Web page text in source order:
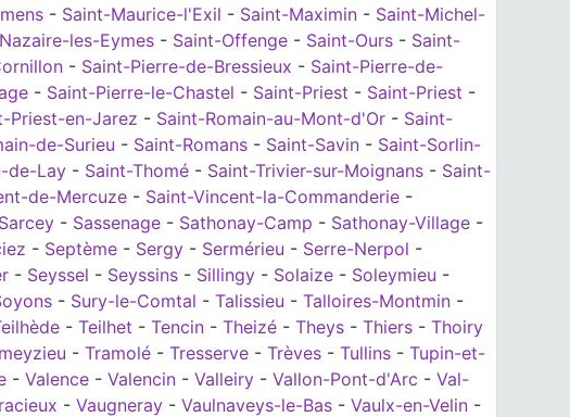
- Saint-Maurice-l'Exil - Saint-Maximin - Saint-Michel-
les-Eymes - Saint-Offenge - Saint-Ours - Saint-
- Saint-Pierre-de-Bressieux - Saint-Pierre-de-
- Saint-Pierre-le-Chastel - Saint-Priest - Saint-Priest -
Priest-en-Jarez - Saint-Romain-au-Mont-d'Or - Saint-
de-Surieu - Saint-Romans - Saint-Savin - Saint-Sorlin-
de-Lay - Saint-Thomé - Saint-Trivier-sur-Moignans - Saint-
de-Mercuze - Saint-Vincent-la-Commanderie -
Sarcey - Sassenage - Sathonay-Camp - Sathonay-Village -
- Septème - Sergy - Sermérieu - Serre-Nerpol -
- Seyssel - Seyssins - Sillingy - Solaize - Soleymieu -
- Sury-le-Comtal - Talissieu - Talloires-Montmin -
- Teilhet - Tencin - Theizé - Theys - Thiers - Thoiry
- Tramolé - Tresserve - Trèves - Tullins - Tupin-et-
- Valence - Valencin - Valleiry - Vallon-Pont-d'Arc - Val-
- Vaugneray - Vaulnaveys-le-Bas - Vaulx-en-Velin -